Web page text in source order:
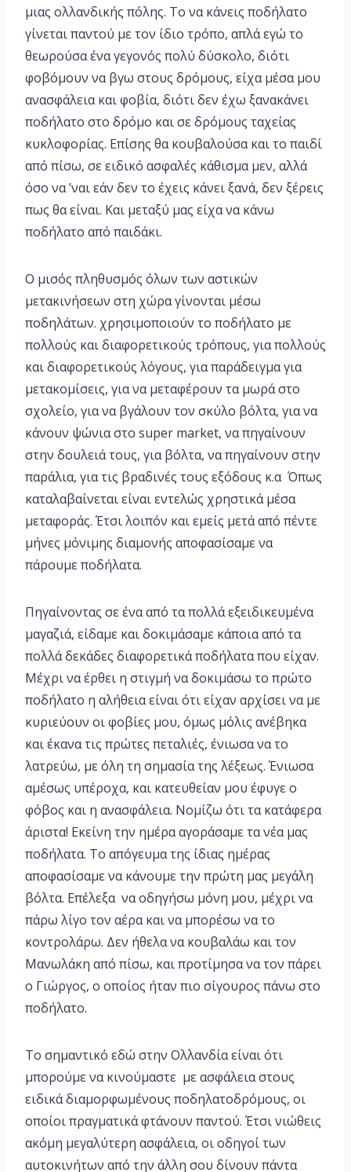
μιας ολλανδικής πόλης. Το να κάνεις ποδήλατο
γίνεται παντού με τον ίδιο τρόπο, απλά εγώ το
θεωρούσα ένα γεγονός πολύ δύσκολο, διότι
φοβόμουν να βγω στους δρόμους, είχα μέσα μου
ανασφάλεια και φοβία, διότι δεν έχω ξανακάνει
ποδήλατο στο δρόμο και σε δρόμους ταχείας
κυκλοφορίας. Επίσης θα κουβαλούσα και το παιδί
από πίσω, σε ειδικό ασφαλές κάθισμα μεν, αλλά
όσο να ’ναι εάν δεν το έχεις κάνει ξανά, δεν ξέρεις
πως θα είναι. Και μεταξύ μας είχα να κάνω
ποδήλατο από παιδάκι.
Ο μισός πληθυσμός όλων των αστικών
μετακινήσεων στη χώρα γίνονται μέσω
ποδηλάτων. χρησιμοποιούν το ποδήλατο με
πολλούς και διαφορετικούς τρόπους, για πολλούς
και διαφορετικούς λόγους, για παράδειγμα για
μετακομίσεις, για να μεταφέρουν τα μωρά στο
σχολείο, για να βγάλουν τον σκύλο βόλτα, για να
κάνουν ψώνια στο super market, να πηγαίνουν
στην δουλειά τους, για βόλτα, να πηγαίνουν στην
παράλια, για τις βραδινές τους εξόδους κ.α Όπως
καταλαβαίνεται είναι εντελώς χρηστικά μέσα
μεταφοράς. Έτσι λοιπόν και εμείς μετά από πέντε
μήνες μόνιμης διαμονής αποφασίσαμε να
πάρουμε ποδήλατα.
Πηγαίνοντας σε ένα από τα πολλά εξειδικευμένα
μαγαζιά, είδαμε και δοκιμάσαμε κάποια από τα
πολλά δεκάδες διαφορετικά ποδήλατα που είχαν.
Μέχρι να έρθει η στιγμή να δοκιμάσω το πρώτο
ποδήλατο η αλήθεια είναι ότι είχαν αρχίσει να με
κυριεύουν οι φοβίες μου, όμως μόλις ανέβηκα
και έκανα τις πρώτες πεταλιές, ένιωσα να το
λατρεύω, με όλη τη σημασία της λέξεως. Ένιωσα
αμέσως υπέροχα, και κατευθείαν μου έφυγε ο
φόβος και η ανασφάλεια. Νομίζω ότι τα κατάφερα
άριστα! Εκείνη την ημέρα αγοράσαμε τα νέα μας
ποδήλατα. Το απόγευμα της ίδιας ημέρας
αποφασίσαμε να κάνουμε την πρώτη μας μεγάλη
βόλτα. Επέλεξα να οδηγήσω μόνη μου, μέχρι να
πάρω λίγο τον αέρα και να μπορέσω να το
κοντρολάρω. Δεν ήθελα να κουβαλάω και τον
Μανωλάκη από πίσω, και προτίμησα να τον πάρει
ο Γιώργος, ο οποίος ήταν πιο σίγουρος πάνω στο
ποδήλατο.
Το σημαντικό εδώ στην Ολλανδία είναι ότι
μπορούμε να κινούμαστε με ασφάλεια στους
ειδικά διαμορφωμένους ποδηλατοδρόμους, οι
οποίοι πραγματικά φτάνουν παντού. Έτσι νιώθεις
ακόμη μεγαλύτερη ασφάλεια, οι οδηγοί των
αυτοκινήτων από την άλλη σου δίνουν πάντα